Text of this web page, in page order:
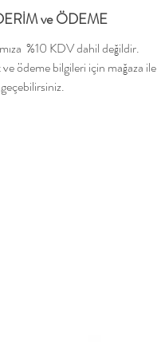
ve ÖDEME
%10 KDV dahil değildir.
ödeme bilgileri için mağaza ile